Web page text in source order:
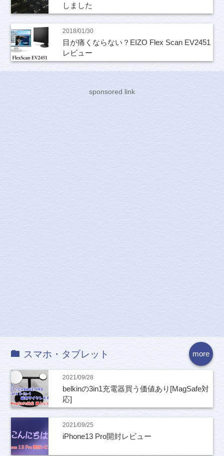
しました
2018/01/30
目が痛くならない？EIZO Flex Scan EV2451
レビュー
sponsored link
more
スマホ・タブレット
2021/09/28
belkinの3in1充電器買う価値あり[MagSafe対
応]
2021/09/25
iPhone13 Pro開封レビュー